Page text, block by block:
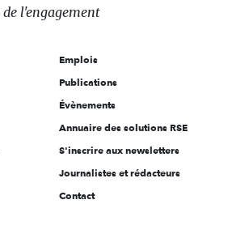
de l'engagement
Emplois
Publications
Évènements
Annuaire des solutions RSE
S'inscrire aux newsletters
Journalistes et rédacteurs
Contact